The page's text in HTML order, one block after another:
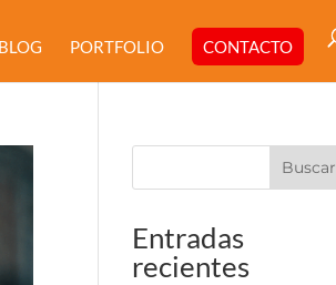
PORTFOLIO CONTACTO
Buscar
Entradas
recientes